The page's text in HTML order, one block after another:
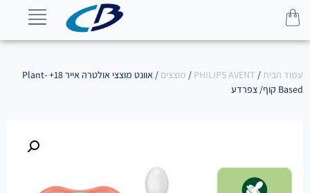
עמוד הבית/
PHILIPS AVENT
/ מוצצים
/ אוונט מוצצי אולטרה אייר 18+ Plant-
Based קוף/ צפרדע